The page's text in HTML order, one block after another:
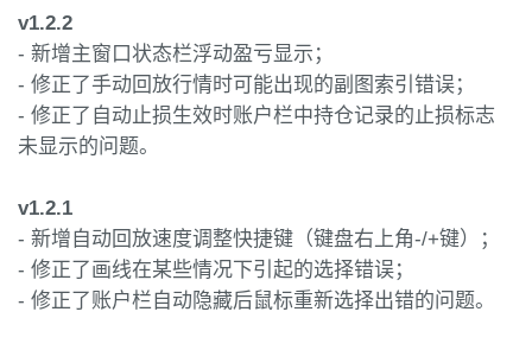
v1.2.2
- 新增主窗口状态栏浮动盈亏显示；
- 修正了手动回放行情时可能出现的副图索引错误；
- 修正了自动止损生效时账户栏中持仓记录的止损标志
未显示的问题。
v1.2.1
- 新增自动回放速度调整快捷键（键盘右上角-/+键）；
- 修正了画线在某些情况下引起的选择错误；
- 修正了账户栏自动隐藏后鼠标重新选择出错的问题。